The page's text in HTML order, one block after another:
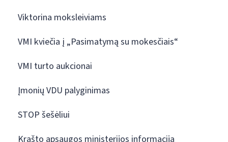
Viktorina moksleiviams
VMI kviečia į „Pasimatymą su mokesčiais“
VMI turto aukcionai
Įmonių VDU palyginimas
STOP šešėliui
Krašto apsaugos ministerijos informacija